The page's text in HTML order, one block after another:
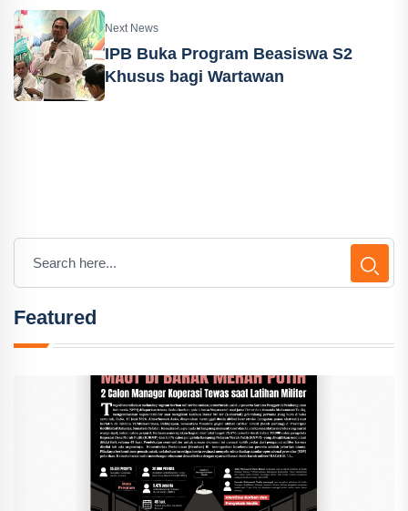
Next News
IPB Buka Program Beasiswa S2
Khusus bagi Wartawan
Featured